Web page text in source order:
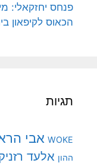
פנחס יחזקאלי:
הכאוס לקיפאון
תגיות
WOKE אבי
ההון אלעד